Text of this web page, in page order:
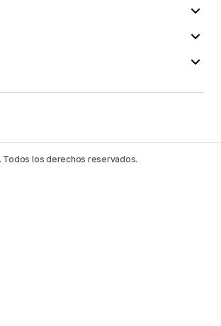
Todos los derechos reservados.